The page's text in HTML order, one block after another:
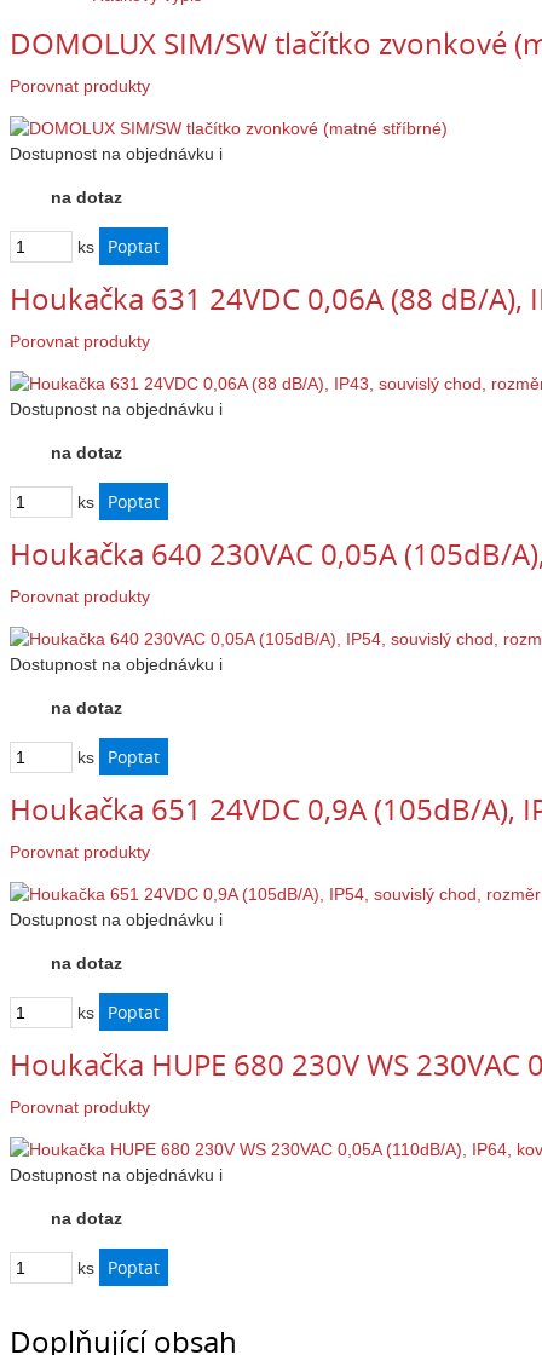
DOMOLUX SIM/SW tlačítko zvonkové
Porovnat produkty
Dostupnost na objednávku i
na dotaz
ks
Houkačka 631 24VDC 0,06A (88 dB/
Porovnat produkty
Dostupnost na objednávku i
na dotaz
ks
Houkačka 640 230VAC 0,05A (105dB/
Porovnat produkty
Dostupnost na objednávku i
na dotaz
ks
Houkačka 651 24VDC 0,9A (105dB/A),
Porovnat produkty
Dostupnost na objednávku i
na dotaz
ks
Houkačka HUPE 680 230V WS
Porovnat produkty
Dostupnost na objednávku i
na dotaz
ks
Doplňující obsah